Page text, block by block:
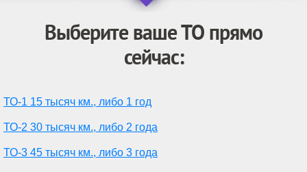
Выберите ваше ТО прямо
сейчас:
ТО-1 15 тысяч км., либо 1 год
ТО-2 30 тысяч км., либо 2 года
ТО-3 45 тысяч км., либо 3 года